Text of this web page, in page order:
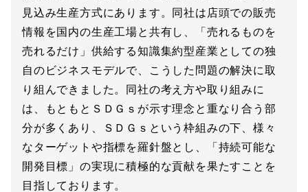
見込み生産方式にあります。同社は店頭での販売
情報を国内の生産工場と共有し、「売れるものを
売れるだけ」供給する知識集約型産業としての独
自のビジネスモデルで、こうした問題の解決に取
り組んできました。同社の考え方や取り組みに
は、もともとＳＤＧｓが示す理念と重なり合う部
分が多くあり、ＳＤＧｓという枠組みの下、様々
なターゲットや指標を羅針盤とし、「持続可能な
開発目標」の実現に積極的な貢献を果たすことを
目指しております。